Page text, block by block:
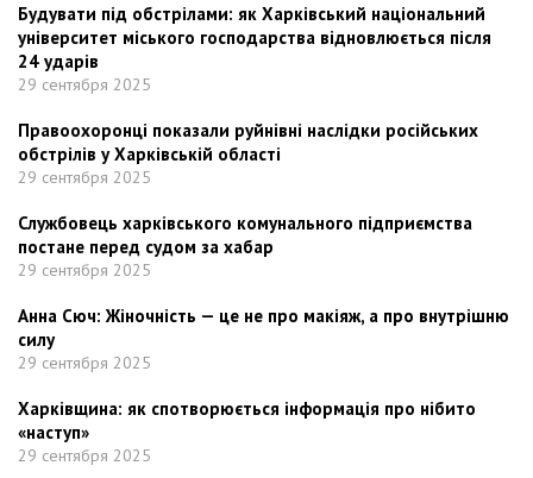
Будувати під обстрілами: як Харківський національний
університет міського господарства відновлюється після
24 ударів
29 сентября 2025
Правоохоронці показали руйнівні наслідки російських
обстрілів у Харківській області
29 сентября 2025
Службовець харківського комунального підприємства
постане перед судом за хабар
29 сентября 2025
Анна Сюч: Жіночність — це не про макіяж, а про внутрішню
силу
29 сентября 2025
Харківщина: як спотворюється інформація про нібито
«наступ»
29 сентября 2025